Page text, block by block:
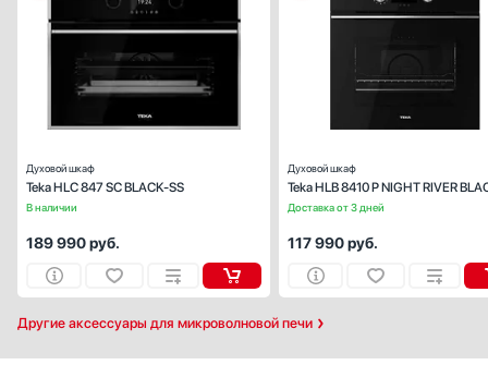
Другие аксессуары для микроволновой печи
В наличии
Духовой шкаф
Teka HLC 847 SC BLACK-SS
Способ подключения:
189 990руб.
Доставка от 3 дней
Духовой шкаф
Teka HLB 8410 P NIGHT RIVER
117 990руб.